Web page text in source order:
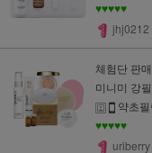
♥♥♥♥♥
jhj0212
체험단 판
미니미 강
약초
♥♥♥♥♥
uriberry